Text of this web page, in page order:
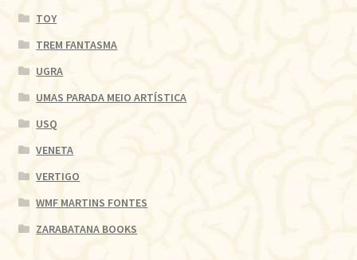
TOY
TREM FANTASMA
UGRA
UMAS PARADA MEIO ARTÍSTICA
USQ
VENETA
VERTIGO
WMF MARTINS FONTES
ZARABATANA BOOKS